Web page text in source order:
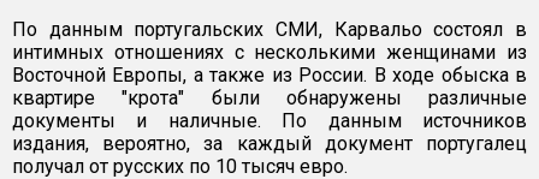
По данным португальских СМИ, Карвальо состоял в
интимных отношениях с несколькими женщинами из
Восточной Европы, а также из России. В ходе обыска в
квартире "крота" были обнаружены различные
документы и наличные. По данным источников
издания, вероятно, за каждый документ португалец
получал от русских по 10 тысяч евро.